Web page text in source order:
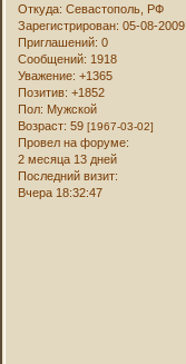
Откуда: Севастополь, РФ
Зарегистрирован: 05-08-2009
Приглашений: 0
Сообщений: 1918
Уважение: +1365
Позитив: +1852
Пол: Мужской
Возраст: 59[1967-03-02]
Провел на форуме:
2 месяца 13 дней
Последний визит:
Вчера 18:32:47